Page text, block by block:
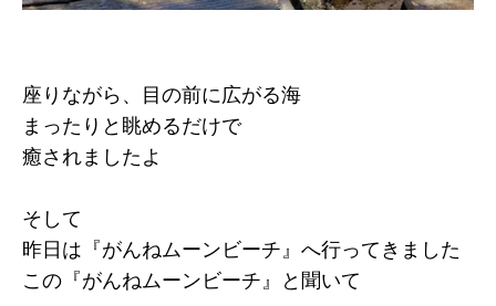
座りながら、目の前に広がる海
まったりと眺めるだけで
癒されましたよ
そして
昨日は『がんねムーンビーチ』へ行ってきました
この『がんねムーンビーチ』と聞いて